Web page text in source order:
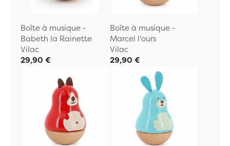
Boîte à musique -
Babeth la Rainette
Vilac
29,90 €
Boîte à musique -
Marcel l'ours
Vilac
29,90 €